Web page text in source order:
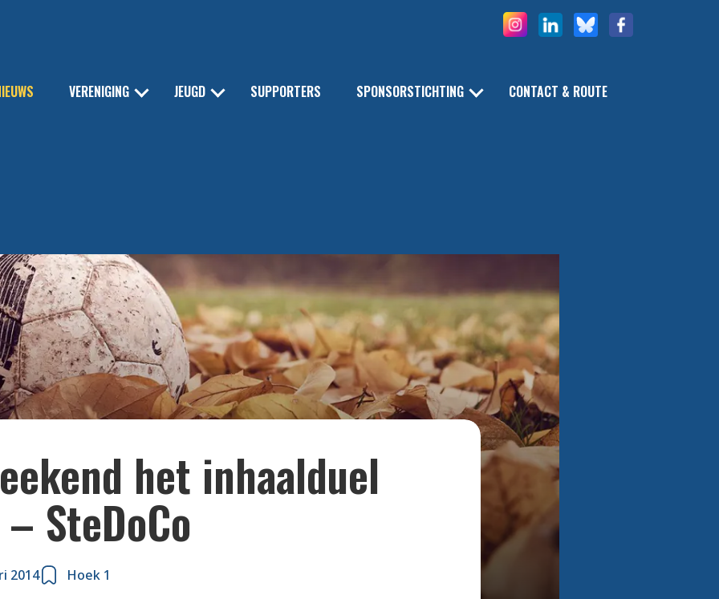
VERENIGING JEUGD SUPPORTERS SPONSORSTICHTING CONTACT & ROUTE
Bekijk alle foto's
het inhaalduel
SteDoCo
2014
Hoek 1